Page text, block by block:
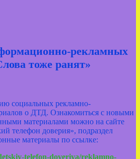
рекламных
тоже ранят»
социальных рекламно-
о ДТД. Ознакомиться с новыми
материалами можно на сайте
телефон доверия», подраздел
материалы по ссылке:
telefon-doveriya/reklamno-